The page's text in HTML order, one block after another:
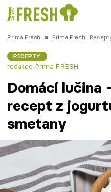
Česká kuchyně Čokoláda
Témata
Recepty
Články
Prima Fresh ■ Prima Fresh
RECEPTY
redakce Prima FRESH
Domácí lučina
recept z
smetany